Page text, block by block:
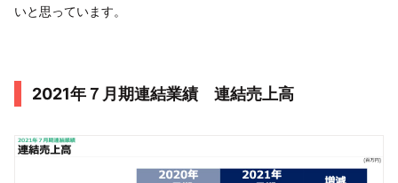
いと思っています。
2021年７月期連結業績 連結売上高